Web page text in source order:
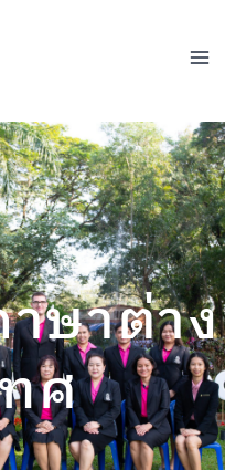
ษาต่าง
ศ